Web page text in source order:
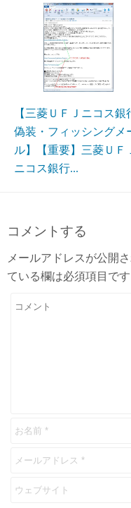
【三菱ＵＦＪニコス銀
偽装・フィッシングメ
ル】【重要】三菱ＵＦ
ニコス銀行...
コメントする
メールアドレスが公開
ている欄は必須項目です